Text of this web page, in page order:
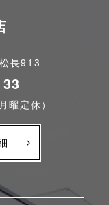
長913
曜定休）